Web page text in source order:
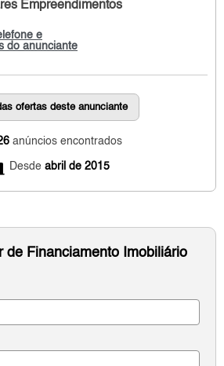
Empreendimentos
e
do anunciante
ofertas deste anunciante
anúncios encontrados
Desde abril de 2015
de Financiamento Imobiliário